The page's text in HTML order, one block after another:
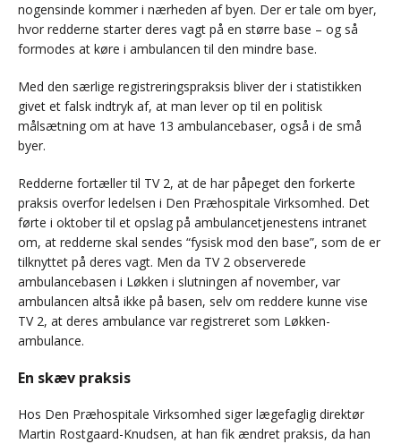
nogensinde kommer i nærheden af byen. Der er tale om byer,
hvor redderne starter deres vagt på en større base – og så
formodes at køre i ambulancen til den mindre base.
Med den særlige registreringspraksis bliver der i statistikken
givet et falsk indtryk af, at man lever op til en politisk
målsætning om at have 13 ambulancebaser, også i de små
byer.
Redderne fortæller til TV 2, at de har påpeget den forkerte
praksis overfor ledelsen i Den Præhospitale Virksomhed. Det
førte i oktober til et opslag på ambulancetjenestens intranet
om, at redderne skal sendes “fysisk mod den base”, som de er
tilknyttet på deres vagt. Men da TV 2 observerede
ambulancebasen i Løkken i slutningen af november, var
ambulancen altså ikke på basen, selv om reddere kunne vise
TV 2, at deres ambulance var registreret som Løkken-
ambulance.
En skæv praksis
Hos Den Præhospitale Virksomhed siger lægefaglig direktør
Martin Rostgaard-Knudsen, at han fik ændret praksis, da han